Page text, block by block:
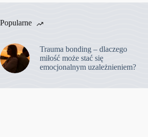
Popularne
Trauma bonding – dlaczego
miłość może stać się
emocjonalnym uzależnieniem?